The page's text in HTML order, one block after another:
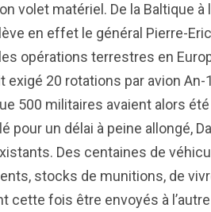
volet matériel. De la Baltique à
en effet le général Pierre-
opérations terrestres en
exigé 20 rotations par avion
500 militaires avaient alors
pour un délai à peine allongé,
Des centaines de
stocks de munitions, de
cette fois être envoyés à